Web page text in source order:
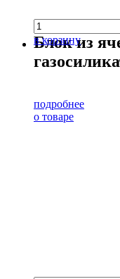
в корзину
Блок из
подробнее
о товаре